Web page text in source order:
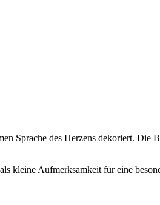
Sprache des Herzens dekoriert. Die
kleine Aufmerksamkeit für eine